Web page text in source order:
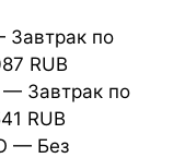
Завтрак по
RUB
— Завтрак по
RUB
— Без